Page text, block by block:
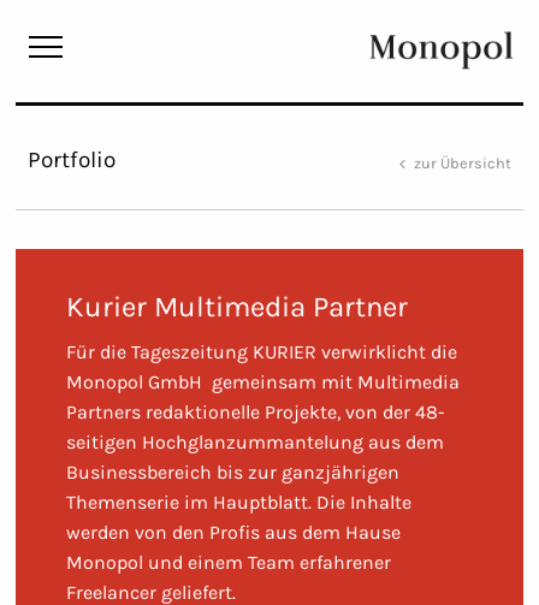
Monopol
Portfolio zur Übersicht
Kurier Multimedia Partner
Für die Tageszeitung KURIER verwirklicht die
Monopol GmbH gemeinsam mit Multimedia
Partners redaktionelle Projekte, von der 48-
seitigen Hochglanzummantelung aus dem
Businessbereich bis zur ganzjährigen
Themenserie im Hauptblatt. Die Inhalte
werden von den Profis aus dem Hause
Monopol und einem Team erfahrener
Freelancer geliefert.